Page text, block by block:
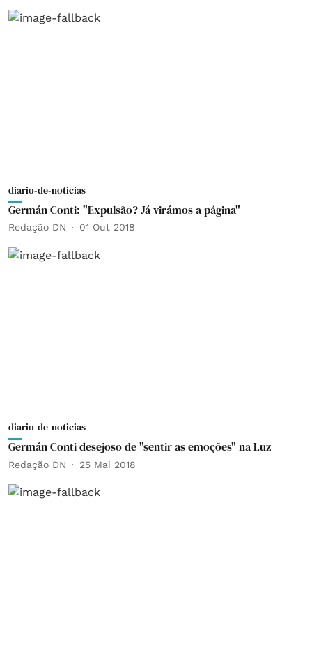
diario-de-noticias
Germán Conti: "Expulsão? Já virámos a página"
Redação DN 01 Out 2018
diario-de-noticias
Germán Conti desejoso de "sentir as emoções" na Luz
Redação DN 25 Mai 2018